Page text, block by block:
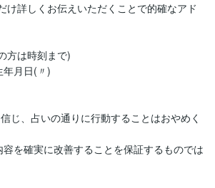
け詳しくお伝えいただくことで的確なアド
方は時刻まで)
年月日(〃)
じ、占いの通りに行動することはおやめく
を確実に改善することを保証するものでは